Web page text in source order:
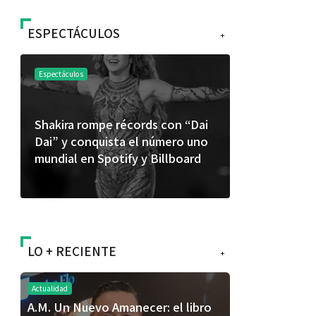
+
ESPECTÁCULOS
Espectáculos
Shakira rompe récords con “Dai
Dai” y conquista el número uno
mundial en Spotify y Billboard
+
LO + RECIENTE
Actualidad
A.M. Un Nuevo Amanecer: el libro